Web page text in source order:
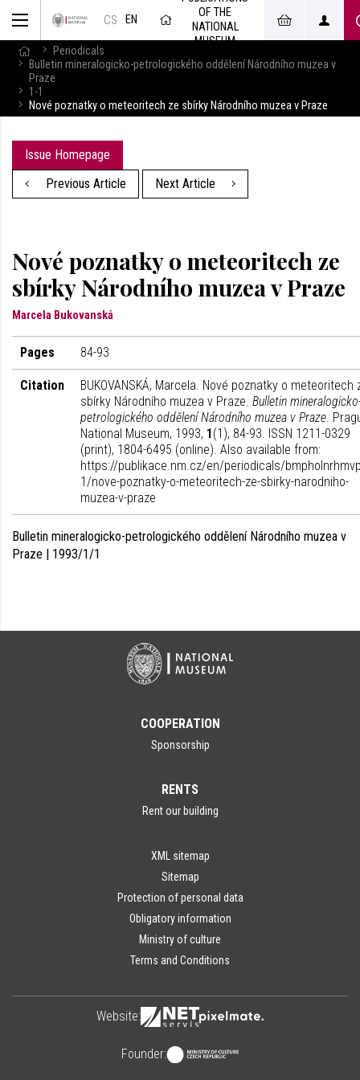
CS EN
OF THE
NATIONAL
MUSEUM
Periodicals
Bulletin mineralogicko-petrologického oddělení Národního muzea v
Praze
1-1
Nové poznatky o meteoritech ze sbírky Národního muzea v Praze
Issue Homepage
Previous Article
Next Article
Nové poznatky o meteoritech ze
sbírky Národního muzea v Praze
Marcela Bukovanská
Pages 84-93
Citation
BUKOVANSKÁ, Marcela. Nové poznatky o meteoritech
sbírky Národního muzea v Praze. Bulletin
petrologického oddělení Národního muzea v Praze.
National Museum, 1993, 1(1), 84-93. ISSN 1211-0329
(print), 1804-6495 (online). Also available from:
https://publikace.nm.cz/en/periodicals/
1/nove-poznatky-o-meteoritech-ze-sbirky-narodniho-
muzea-v-praze
Bulletin mineralogicko-petrologického oddělení Národního muzea v
Praze | 1993/1/1
COOPERATION
Sponsorship
RENTS
Rent our building
XML sitemap
Sitemap
Protection of personal data
Obligatory information
Ministry of culture
Terms and Conditions
Website:
Founder: